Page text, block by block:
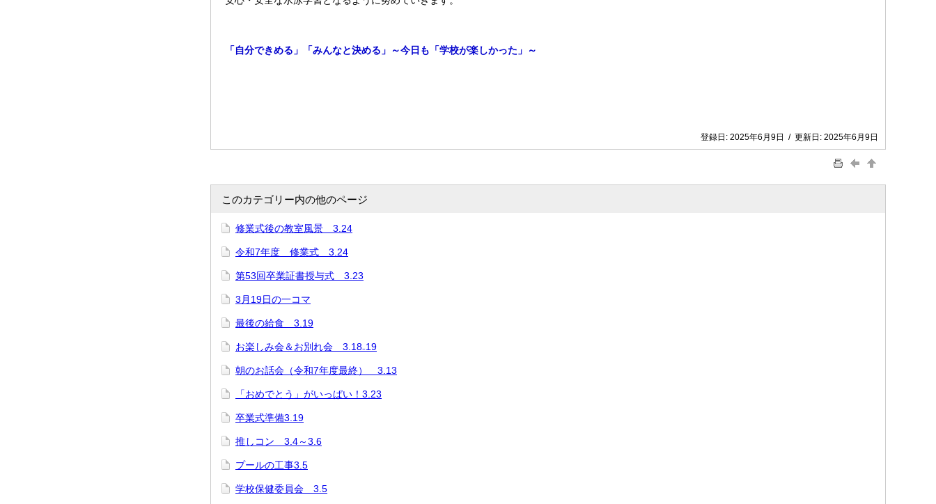
「自分できめる」「みんなと決める」～今日も「学校が楽しかった」～
登録日: 2025年6月9日 / 更新日: 2025年6月9日
このカテゴリー内の他のページ
修業式後の教室風景 3.24
令和7年度 修業式 3.24
第53回卒業証書授与式 3.23
3月19日の一コマ
最後の給食 3.19
お楽しみ会＆お別れ会 3.18₋19
朝のお話会（令和7年度最終） 3.13
「おめでとう」がいっぱい！3.23
卒業式準備3.19
推しコン 3.4～3.6
プールの工事3.5
学校保健委員会 3.5